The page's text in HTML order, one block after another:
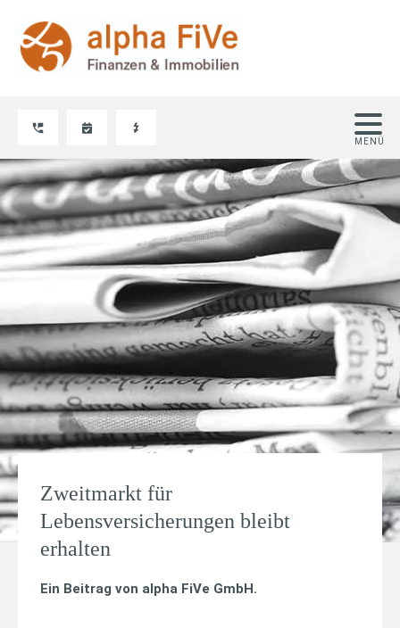
Zweitmarkt für
Lebensversicherungen bleibt
erhalten
Ein Beitrag von alpha FiVe GmbH.